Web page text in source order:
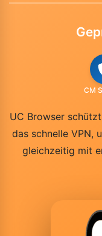
CM
UC Browser
das schnelle VPN,
gleichzeitig mit